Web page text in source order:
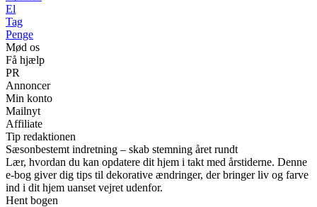
El
Tag
Penge
Mød os
Få hjælp
PR
Annoncer
Min konto
Mailnyt
Affiliate
Tip redaktionen
Sæsonbestemt indretning – skab stemning året rundt
Lær, hvordan du kan opdatere dit hjem i takt med årstiderne. Denne
e-bog giver dig tips til dekorative ændringer, der bringer liv og farve
ind i dit hjem uanset vejret udenfor.
Hent bogen